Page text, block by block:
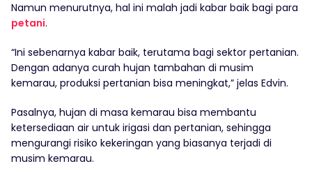
Namun menurutnya, hal ini malah jadi kabar baik bagi para
petani.
“Ini sebenarnya kabar baik, terutama bagi sektor pertanian.
Dengan adanya curah hujan tambahan di musim
kemarau, produksi pertanian bisa meningkat,” jelas Edvin.
Pasalnya, hujan di masa kemarau bisa membantu
ketersediaan air untuk irigasi dan pertanian, sehingga
mengurangi risiko kekeringan yang biasanya terjadi di
musim kemarau.